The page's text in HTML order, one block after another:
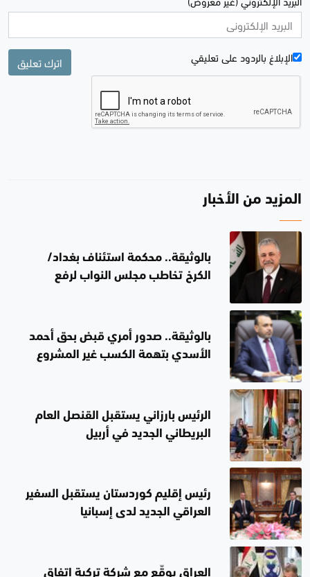
الإبلاغ بالردود علی تعليقي اترك تعليق
المزيد من الأخبار
بالوثيقة.. محكمة استئناف بغداد/
الكرخ تخاطب مجلس النواب لرفع
بالوثيقة.. صدور أمري قبض بحق أحمد
الأسدي بتهمة الكسب غير المشروع
الرئيس بارزاني يستقبل القنصل العام
البريطاني الجديد في أربيل
رئيس إقليم كوردستان يستقبل السفير
العراقي الجديد لدى إسبانيا
العراق يوقّع مع شركة تركية اتفاق